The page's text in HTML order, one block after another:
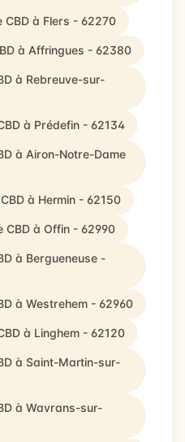
à Flers - 62270
à Affringues - 62380
à Rebreuve-sur-
à Prédefin - 62134
à Airon-Notre-Dame
à Hermin - 62150
CBD à Offin - 62990
à Bergueneuse -
à Westrehem - 62960
à Linghem - 62120
à Saint-Martin-sur-
à Wavrans-sur-